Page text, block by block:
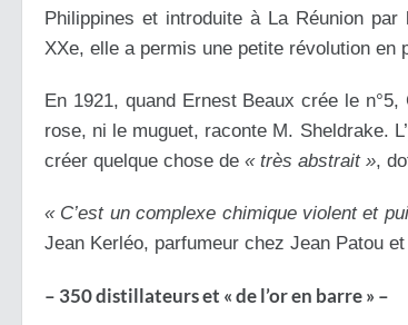
Philippines et introduite à La Réunion
XXe, elle a permis une petite révolution en
En 1921, quand Ernest Beaux crée le
rose, ni le muguet, raconte M. Sheldrake.
créer quelque chose de « très abstrait »,
« C’est un complexe chimique violent et
Jean Kerléo, parfumeur chez Jean Patou
– 350 distillateurs et « de l’or en barre » –